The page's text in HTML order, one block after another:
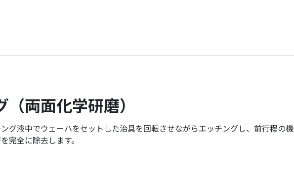
（両面化学研磨）
グ液中でウェーハをセットした治具を回転させながらエッチングし、前行程の機
完全に除去します。